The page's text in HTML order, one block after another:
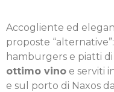
Accogliente ed
proposte “alternative”:
hamburgers e piatti
ottimo vino e serviti
e sul porto di Naxos da